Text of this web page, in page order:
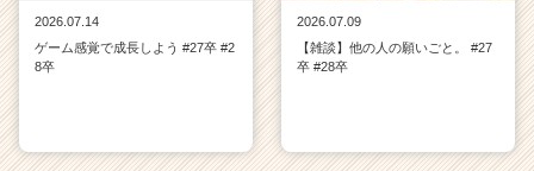
2026.07.14
ゲーム感覚で成長しよう #27卒 #2
8卒
2026.07.09
【雑談】他の人の願いごと。 #27
卒 #28卒